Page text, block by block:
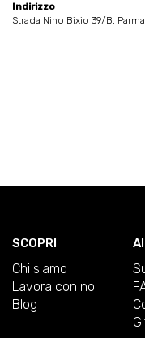
Indirizzo
Strada Nino Bixio 39/B, Parma
SCOPRI
Chi siamo
Lavora con noi
Blog